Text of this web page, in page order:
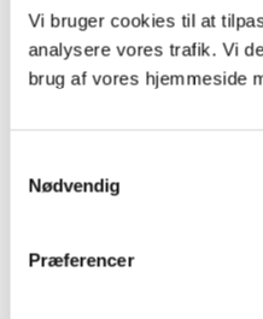
Vi bruger cookies til at
analysere vores trafik. Vi
brug af vores hjemmeside
Nødvendig
Præferencer